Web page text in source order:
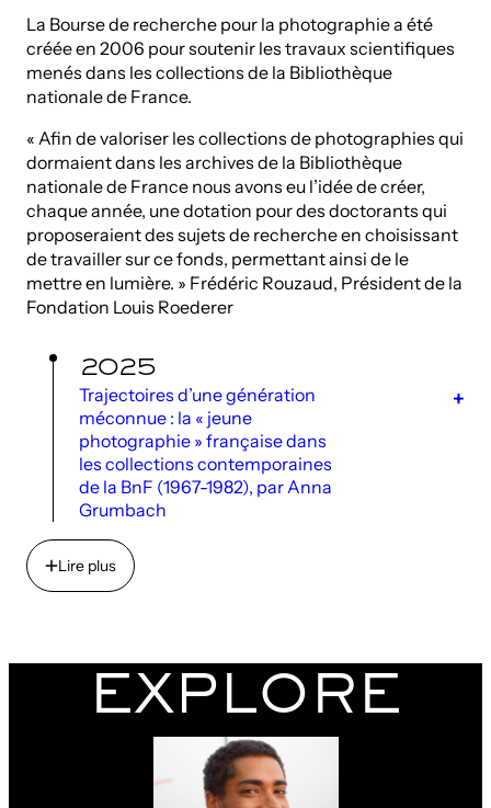
2025
Trajectoires d’une génération
méconnue : la « jeune
photographie » française dans
les collections contemporaines
de la BnF (1967-1982), par Anna
Grumbach
Lire plus
La Bourse de recherche pour la photographie a été
créée en 2006 pour soutenir les travaux scientifiques
menés dans les collections de la Bibliothèque
nationale de France.
« Afin de valoriser les collections de photographies qui
dormaient dans les archives de la Bibliothèque
nationale de France nous avons eu l’idée de créer,
chaque année, une dotation pour des doctorants qui
proposeraient des sujets de recherche en choisissant
de travailler sur ce fonds, permettant ainsi de le
mettre en lumière. » Frédéric Rouzaud, Président de la
Fondation Louis Roederer
EXPLORE